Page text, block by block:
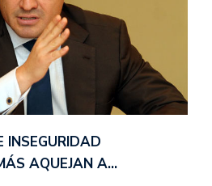
INSEGURIDAD
AQUEJAN A…